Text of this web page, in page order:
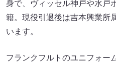
身で、ヴィッセル神戸や水戸
籍。現役引退後は吉本興業所
います。
フランクフルトのユニフォー